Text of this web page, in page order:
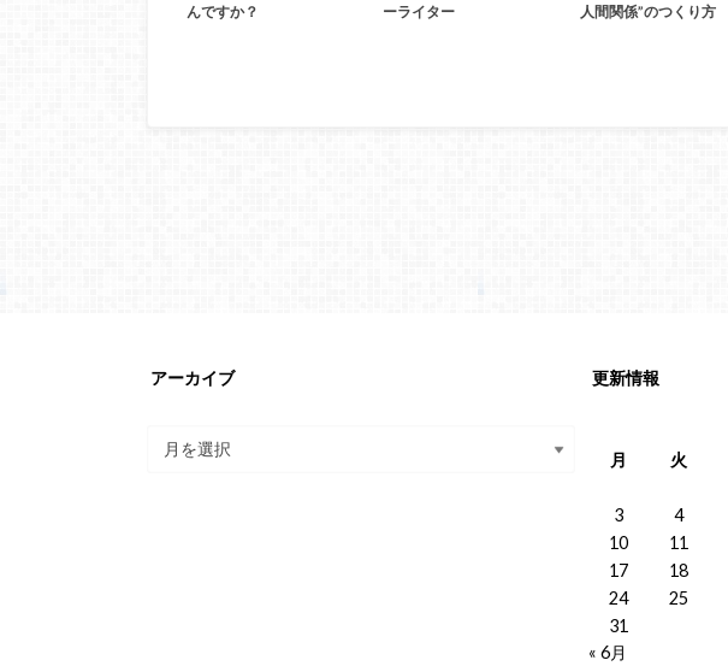
んですか？
ーライター
人間関係”のつくり方
アーカイブ 更新情報
月
火
3
4
10
11
17
18
24
25
31
« 6月